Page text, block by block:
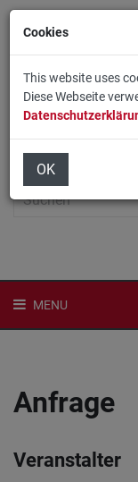
Home
MENU
Anfrage
Veranstalter
Cookies
This website uses
Diese Webseite
OK